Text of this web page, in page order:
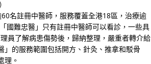
名註冊中醫師，服務覆蓋全港18區，治療逾
國難忠醫」只有註冊中醫師可以看診，一些具
員了解病患傷勢後，歸納整理，嚴重者轉介給
的服務範圍包括開方、針灸、推拿和駁骨
理。